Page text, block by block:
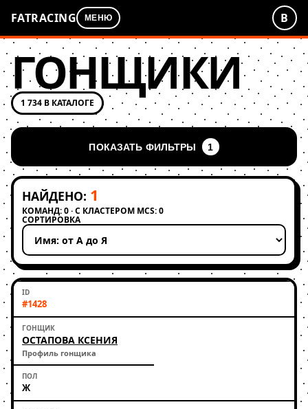
FATRACING МЕНЮ В
ГОНЩИКИ
1 734 В КАТАЛОГЕ
ПОКАЗАТЬ ФИЛЬТРЫ 1
НАЙДЕНО: 1
КОМАНД: 0 · С КЛАСТЕРОМ MCS: 0
СОРТИРОВКА
Применить сортировку
#1428
ОСТАПОВА КСЕНИЯ
Профиль гонщика
Ж